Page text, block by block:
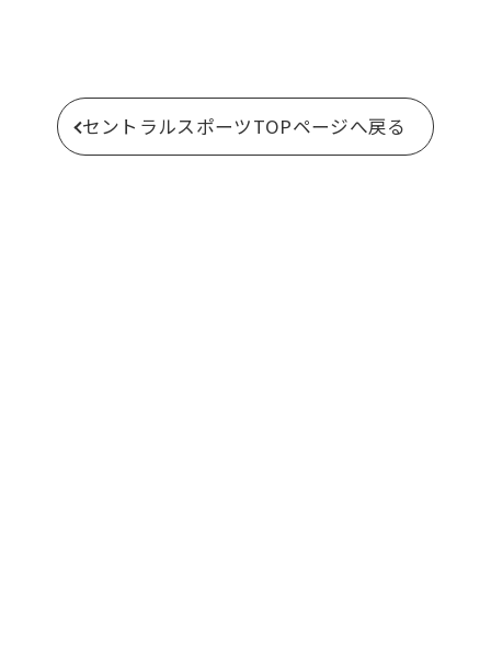
セントラルスポーツTOPページへ戻る